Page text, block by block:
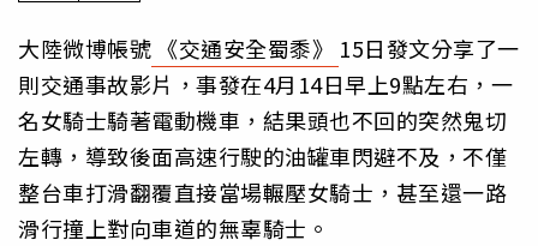
大陸微博帳號 《交通安全蜀黍》 15日發文分享了一
則交通事故影片，事發在4月14日早上9點左右，一
名女騎士騎著電動機車，結果頭也不回的突然鬼切
左轉，導致後面高速行駛的油罐車閃避不及，不僅
整台車打滑翻覆直接當場輾壓女騎士，甚至還一路
滑行撞上對向車道的無辜騎士。